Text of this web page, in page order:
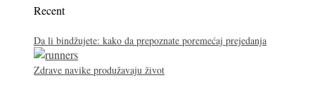
Recent
Da li bindžujete: kako da prepoznate poremećaj prejedanja
Zdrave navike produžavaju život